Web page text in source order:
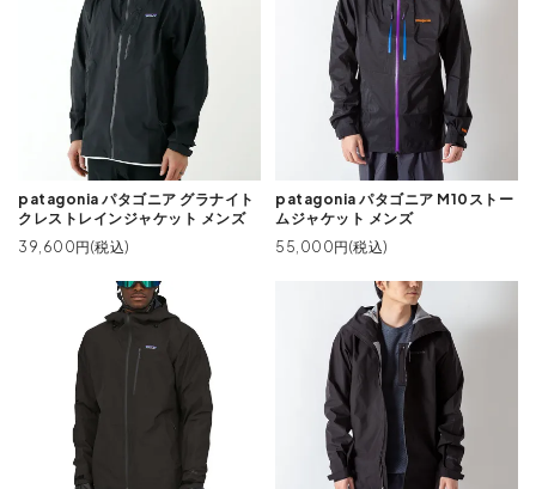
patagonia パタゴニア グラナイト
クレストレインジャケット メンズ
39,600円(税込)
patagonia パタゴニア M10ストー
ムジャケット メンズ
55,000円(税込)